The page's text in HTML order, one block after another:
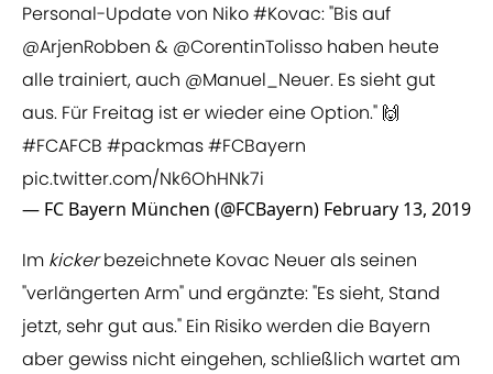
Personal-Update von Niko#Kovac: "Bis auf
@ArjenRobben & @CorentinTolisso haben heute
alle trainiert, auch @Manuel_Neuer. Es sieht gut
aus. Für Freitag ist er wieder eine Option." 🙌
#FCAFCB #packmas#FCBayern
pic.twitter.com/Nk6OhHNk7i
— FC Bayern München (@FCBayern) February 13, 2019
Im kickerbezeichnete Kovac Neuer als seinen
"verlängerten Arm" und ergänzte: "Es sieht, Stand
jetzt, sehr gut aus." Ein Risiko werden die Bayern
aber gewiss nicht eingehen, schließlich wartet am